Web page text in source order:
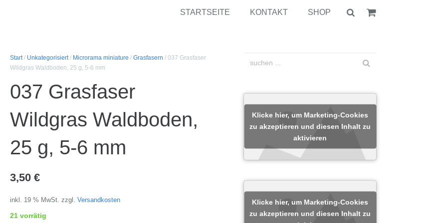
STARTSEITE KONTAKT SHOP
Start/ Unkategorisiert/ Microrama miniature /Grasfasern / 037 Grasfaser
Wildgras Waldboden, 25 g, 5-6 mm
037 Grasfaser
Wildgras Waldboden,
25 g, 5-6 mm
3,50€
inkl. 19 % MwSt. zzgl.Versandkosten
21 vorrätig
Klicke hier, um Marketing-Cookies
zu akzeptieren und diesen Inhalt zu
aktivieren
Klicke hier, um Marketing-Cookies
zu akzeptieren und diesen Inhalt zu